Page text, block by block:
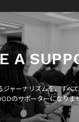
A
ジャーナリズムを、すべ
のサポーターになりま